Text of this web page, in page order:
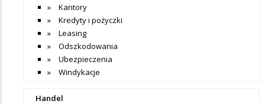
Kantory
Kredyty i pożyczki
Leasing
Odszkodowania
Ubezpieczenia
Windykacje
Handel